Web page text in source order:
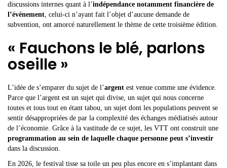
discussions internes quant à l’indépendance notamment financière de
l’événement, celui-ci n’ayant fait l’objet d’aucune demande de
subvention, ont amorcé naturellement le thème de cette troisième édition.
« Fauchons le blé, parlons
oseille »
L’idée de s’emparer du sujet de l’argent est venue comme une évidence.
Parce que l’argent est un sujet qui divise, un sujet qui nous concerne
toutes et tous tout en étant tabou, un sujet dont les populations peuvent se
sentir désappropriées de par la complexité des échanges médiatisés autour
de l’économie. Grâce à la vastitude de ce sujet, les VTT ont construit une
programmation au sein de laquelle chaque personne peut s’investir
dans la discussion.
En 2026, le festival tisse sa toile un peu plus encore en s’implantant dans